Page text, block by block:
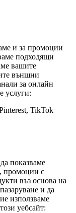
и за промоции
подходящи
вашите
външни
за онлайн
услуги:
TikTok
показваме
промоции с
въз основа на
и да
използваме
уебсайт: